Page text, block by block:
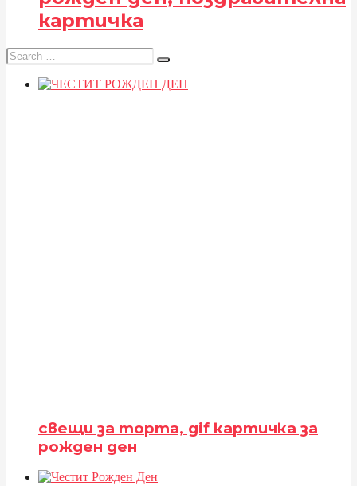
картичка
Search
for:
свещи за торта, gif картичка за
рожден ден